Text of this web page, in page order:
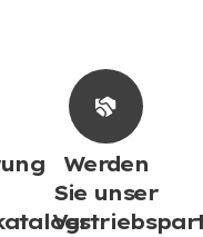
Werden
Sie unser